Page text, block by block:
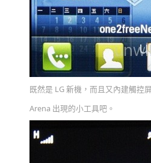
既然是 LG 新機，而且又內建觸控
Arena 出現的小工具吧。